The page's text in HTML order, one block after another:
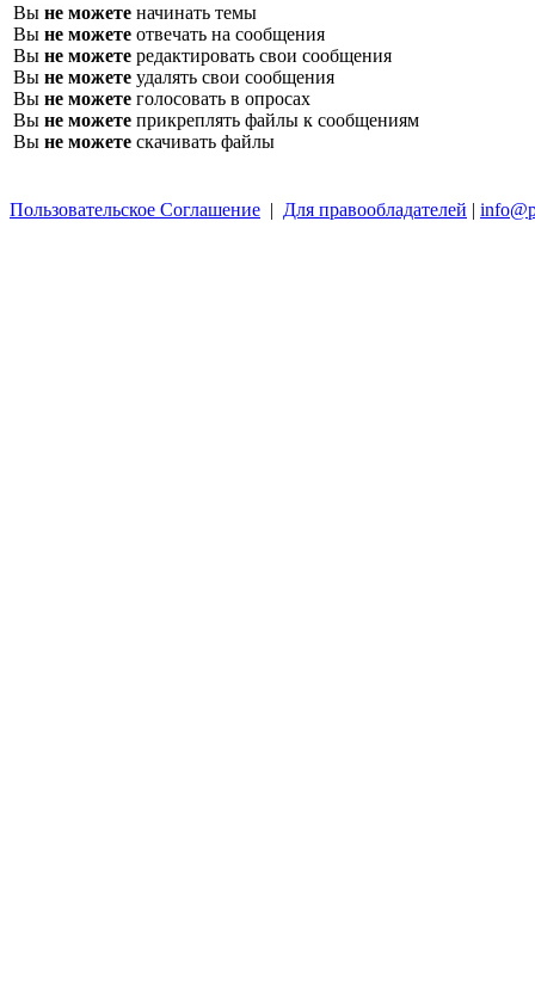
Вы не можете начинать темы
Вы не можете отвечать на сообщения
Вы не можете редактировать свои сообщения
Вы не можете удалять свои сообщения
Вы не можете голосовать в опросах
Вы не можете прикреплять файлы к сообщениям
Вы не можете скачивать файлы
Пользовательское Соглашение | Для правообладателей |